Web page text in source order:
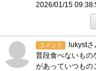
2026/01/15
コメント
lukystさ
普段食べないもの
があっていつもの